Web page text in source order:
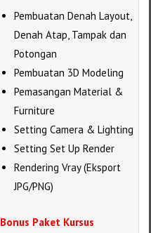
Pembuatan Denah Layout,
Denah Atap, Tampak dan
Potongan
Pembuatan 3D Modeling
Pemasangan Material &
Furniture
Setting Camera & Lighting
Setting Set Up Render
Rendering Vray (Eksport
JPG/PNG)
Bonus Paket Kursus